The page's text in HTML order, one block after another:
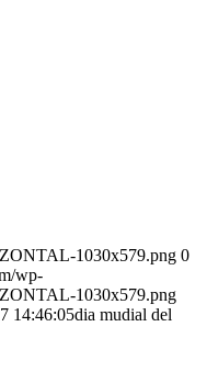
1030x579.png 0
wp-
1030x579.png
14:46:05dia mudial del